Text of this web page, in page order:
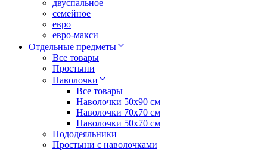
двуспальное
семейное
евро
евро-макси
Отдельные предметы
Все товары
Простыни
Наволочки
Все товары
Наволочки 50x90 см
Наволочки 70x70 cм
Наволочки 50х70 см
Пододеяльники
Простыни с наволочками